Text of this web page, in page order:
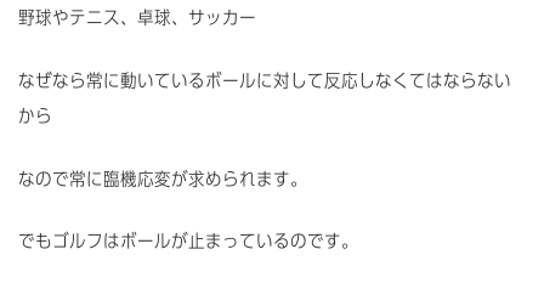
野球やテニス、卓球、サッカー
なぜなら常に動いているボールに対して反応しなくてはならない
から
なので常に臨機応変が求められます。
でもゴルフはボールが止まっているのです。